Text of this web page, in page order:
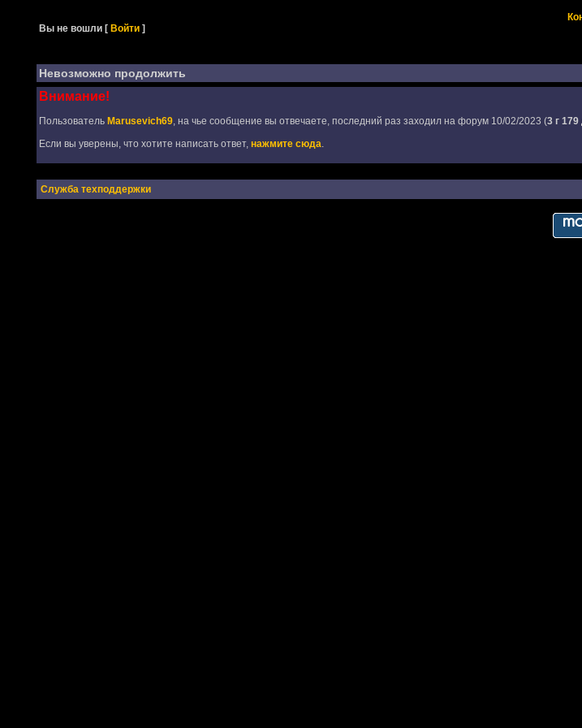
Вы не вошли [Войти ]
Невозможно продолжить
Внимание!
Пользователь Marusevich69, на чье сообщение вы отвечаете, последний раз заходил на форум 10/02/2023 (3 г 179
Если вы уверены, что хотите написать ответ, нажмите сюда.
Служба техподдержки